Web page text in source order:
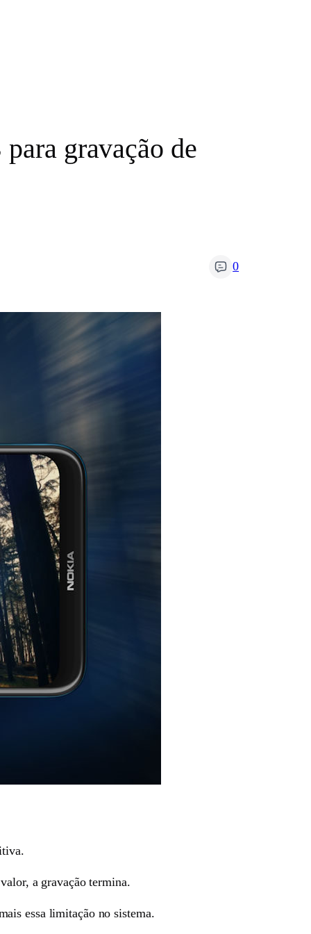
gravação de
0
a gravação termina.
essa limitação no sistema.